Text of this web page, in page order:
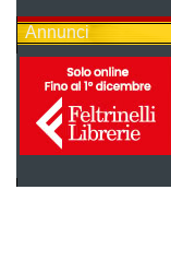
Annunci